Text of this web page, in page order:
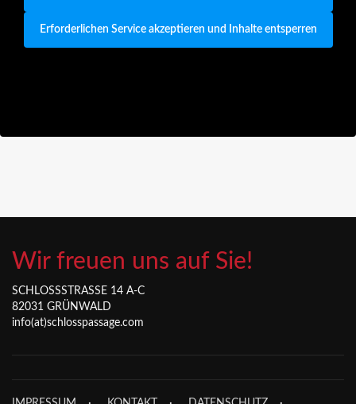
Erforderlichen Service akzeptieren und Inhalte entsperren
Wir freuen uns auf Sie!
SCHLOSSSTRASSE 14 A-C
82031 GRÜNWALD
info(at)schlosspassage.com